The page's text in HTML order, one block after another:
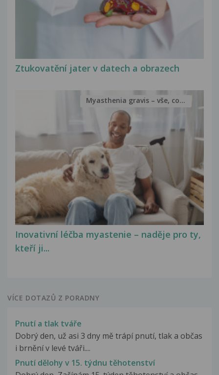
Ztukovatění jater v datech a obrazech
Inovativní léčba myastenie – naděje pro ty,
kteří ji...
Myasthenia gravis – vše, co...
VÍCE DOTAZŮ Z PORADNY
Pnutí a tlak tváře
Dobrý den, už asi 3 dny mě trápí pnutí, tlak a občas
i brnění v levé tváři....
Pnutí dělohy v 15. týdnu těhotenství